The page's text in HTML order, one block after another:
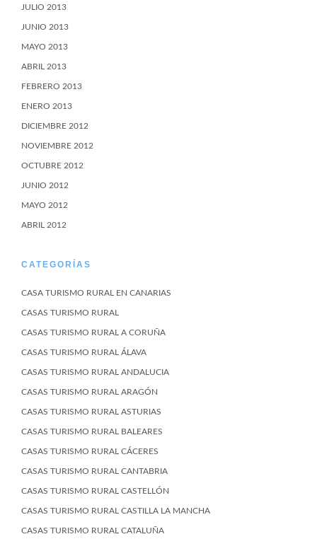
JULIO 2013
JUNIO 2013
MAYO 2013
ABRIL 2013
FEBRERO 2013
ENERO 2013
DICIEMBRE 2012
NOVIEMBRE 2012
OCTUBRE 2012
JUNIO 2012
MAYO 2012
ABRIL 2012
CATEGORÍAS
CASA TURISMO RURAL EN CANARIAS
CASAS TURISMO RURAL
CASAS TURISMO RURAL A CORUÑA
CASAS TURISMO RURAL ÁLAVA
CASAS TURISMO RURAL ANDALUCIA
CASAS TURISMO RURAL ARAGÓN
CASAS TURISMO RURAL ASTURIAS
CASAS TURISMO RURAL BALEARES
CASAS TURISMO RURAL CÁCERES
CASAS TURISMO RURAL CANTABRIA
CASAS TURISMO RURAL CASTELLÓN
CASAS TURISMO RURAL CASTILLA LA MANCHA
CASAS TURISMO RURAL CATALUÑA